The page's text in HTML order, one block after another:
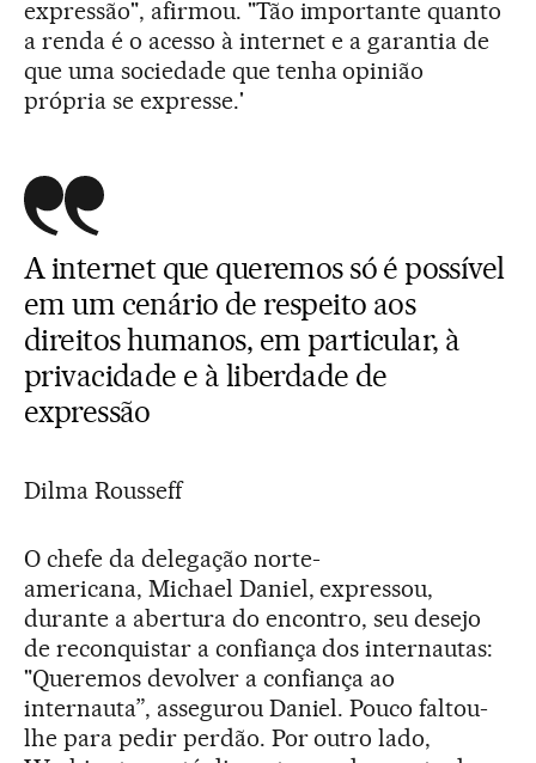
expressão", afirmou. "Tão importante quanto
a renda é o acesso à internet e a garantia de
que uma sociedade que tenha opinião
própria se expresse.'
A internet que queremos só é possível
em um cenário de respeito aos
direitos humanos, em particular, à
privacidade e à liberdade de
expressão
Dilma Rousseff
O chefe da delegação norte-
americana, Michael Daniel, expressou,
durante a abertura do encontro, seu desejo
de reconquistar a confiança dos internautas:
"Queremos devolver a confiança ao
internauta”, assegurou Daniel. Pouco faltou-
lhe para pedir perdão. Por outro lado,